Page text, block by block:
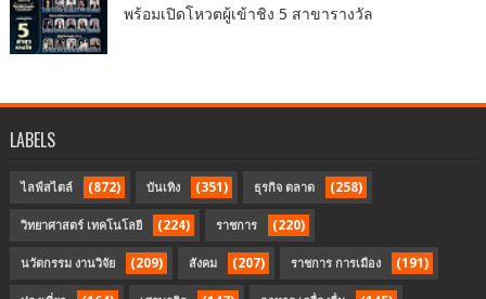
พร้อมเปิดโหวตผู้เข้าชิง 5 สาขารางวัล
LABELS
ไลฟ์สไตล์ (872) บันเทิง (351) ธุรกิจ ตลาด (258)
วิทยาศาสตร์ เทคโนโลยี (224) ราชการ (220)
นวัตกรรม งานวิจัย (209) สังคม (207) ราชการ การเมือง (191)